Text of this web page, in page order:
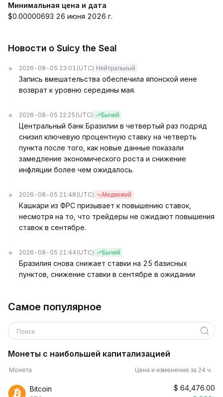
Минимальная цена и дата
$0.00000693 26 июня 2026 г.
Новости о Suicy the Seal
2026-08-05 23:01 (UTC) Нейтральный
Запись вмешательства обеспечила японской иене
возврат к уровню середины мая.
2026-08-05 22:25 (UTC) Бычий
Центральный банк Бразилии в четвертый раз подряд
снизил ключевую процентную ставку на четверть
пункта после того, как новые данные показали
замедление экономического роста и снижение
инфляции более чем ожидалось.
2026-08-05 21:48 (UTC) Медвежий
Кашкари из ФРС призывает к повышению ставок,
несмотря на то, что трейдеры не ожидают повышения
ставок в сентябре.
2026-08-05 21:44 (UTC) Бычий
Бразилия снова снижает ставки на 25 базисных
пунктов, снижение ставки в сентябре в ожидании
Самое популярное
Поиск
Монеты с наибольшей капитализацией
Монета Цена и изменение за 24 ч.
Bitcoin $ 64,476.00